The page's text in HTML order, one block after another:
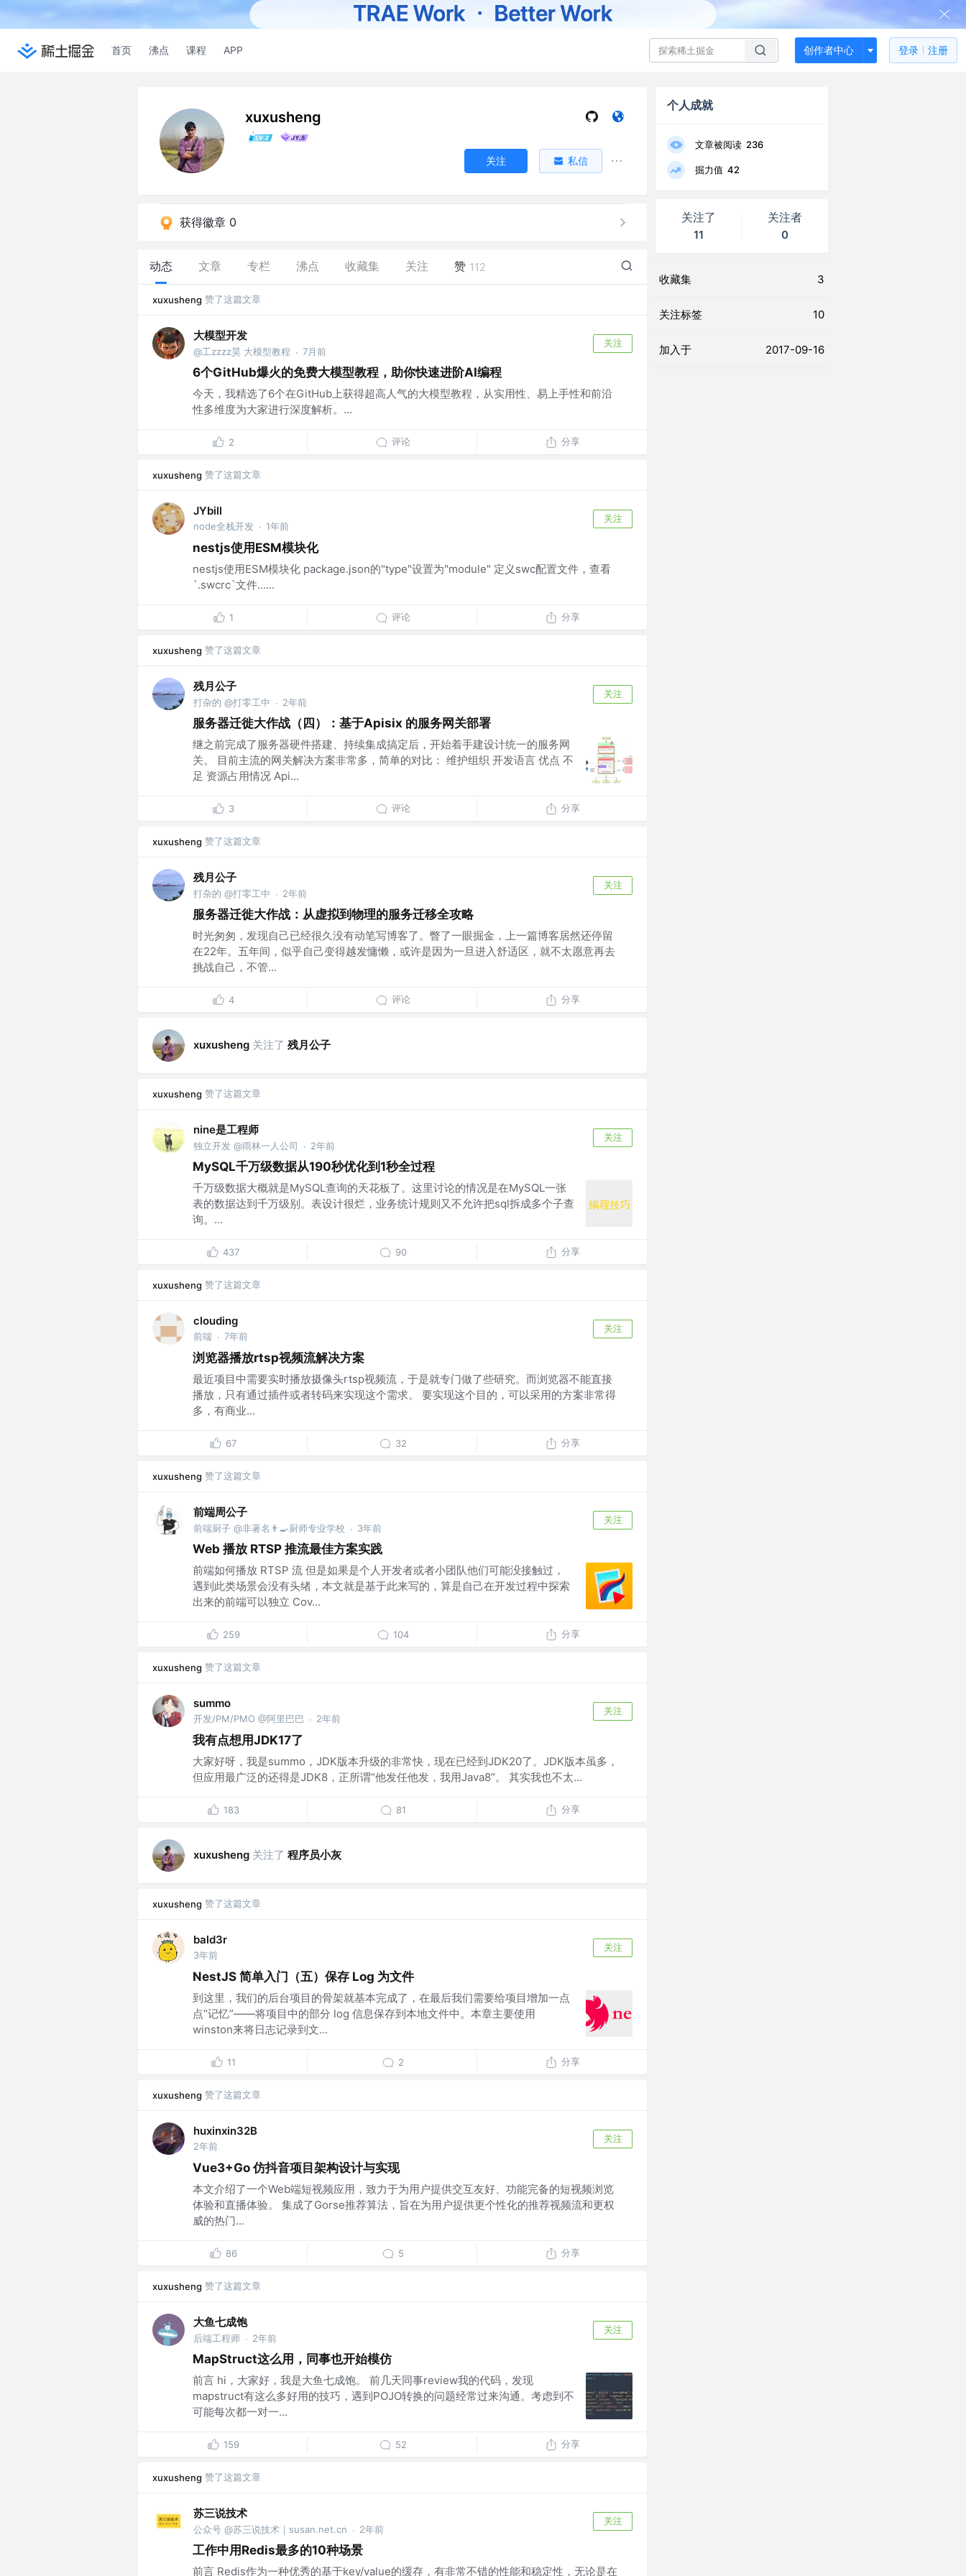
首页 沸点 课程 APP 创作者中心 登录 注册
xuxusheng
关注 私信
获得徽章 0
动态 文章 专栏 沸点 收藏集 关注 赞 112
xuxusheng 赞了这篇文章
大模型开发
@工zzzz昊 大模型教程 · 7月前
关注
6个GitHub爆火的免费大模型教程，助你快速进阶AI编程
今天，我精选了6个在GitHub上获得超高人气的大模型教程，从实用性、易上手性和前沿
性多维度为大家进行深度解析。...
2 评论 分享
xuxusheng 赞了这篇文章
JYbill
node全栈开发 · 1年前
关注
nestjs使用ESM模块化
nestjs使用ESM模块化 package.json的"type"设置为"module" 定义swc配置文件，查看
`.swcrc`文件......
1 评论 分享
xuxusheng 赞了这篇文章
残月公子
打杂的 @打零工中 · 2年前
关注
服务器迁徙大作战（四）：基于Apisix 的服务网关部署
继之前完成了服务器硬件搭建、持续集成搞定后，开始着手建设计统一的服务网
关。 目前主流的网关解决方案非常多，简单的对比： 维护组织 开发语言 优点 不
足 资源占用情况 Api...
3 评论 分享
xuxusheng 赞了这篇文章
残月公子
打杂的 @打零工中 · 2年前
关注
服务器迁徙大作战：从虚拟到物理的服务迁移全攻略
时光匆匆，发现自己已经很久没有动笔写博客了。瞥了一眼掘金，上一篇博客居然还停留
在22年。五年间，似乎自己变得越发慵懒，或许是因为一旦进入舒适区，就不太愿意再去
挑战自己，不管...
4 评论 分享
xuxusheng 关注了 残月公子
xuxusheng 赞了这篇文章
nine是工程师
独立开发 @雨林一人公司 · 2年前
关注
MySQL千万级数据从190秒优化到1秒全过程
千万级数据大概就是MySQL查询的天花板了。这里讨论的情况是在MySQL一张
表的数据达到千万级别。表设计很烂，业务统计规则又不允许把sql拆成多个子查
询。...
437 90 分享
xuxusheng 赞了这篇文章
clouding
前端 · 7年前
关注
浏览器播放rtsp视频流解决方案
最近项目中需要实时播放摄像头rtsp视频流，于是就专门做了些研究。而浏览器不能直接
播放，只有通过插件或者转码来实现这个需求。 要实现这个目的，可以采用的方案非常得
多，有商业...
67 32 分享
xuxusheng 赞了这篇文章
前端周公子
前端厨子 @非著名👨‍🍳厨师专业学校 · 3年前
关注
Web 播放 RTSP 推流最佳方案实践
前端如何播放 RTSP 流 但是如果是个人开发者或者小团队他们可能没接触过，
遇到此类场景会没有头绪，本文就是基于此来写的，算是自己在开发过程中探索
出来的前端可以独立 Cov...
259 104 分享
xuxusheng 赞了这篇文章
summo
开发/PM/PMO @阿里巴巴 · 2年前
关注
我有点想用JDK17了
大家好呀，我是summo，JDK版本升级的非常快，现在已经到JDK20了。JDK版本虽多，
但应用最广泛的还得是JDK8，正所谓“他发任他发，我用Java8”。 其实我也不太...
183 81 分享
xuxusheng 关注了 程序员小灰
xuxusheng 赞了这篇文章
bald3r
3年前
关注
NestJS 简单入门（五）保存 Log 为文件
到这里，我们的后台项目的骨架就基本完成了，在最后我们需要给项目增加一点
点“记忆”——将项目中的部分 log 信息保存到本地文件中。本章主要使用
winston来将日志记录到文...
11 2 分享
xuxusheng 赞了这篇文章
huxinxin32B
2年前
关注
Vue3+Go 仿抖音项目架构设计与实现
本文介绍了一个Web端短视频应用，致力于为用户提供交互友好、功能完备的短视频浏览
体验和直播体验。 集成了Gorse推荐算法，旨在为用户提供更个性化的推荐视频流和更权
威的热门...
86 5 分享
xuxusheng 赞了这篇文章
大鱼七成饱
后端工程师 · 2年前
关注
MapStruct这么用，同事也开始模仿
前言 hi，大家好，我是大鱼七成饱。 前几天同事review我的代码，发现
mapstruct有这么多好用的技巧，遇到POJO转换的问题经常过来沟通。考虑到不
可能每次都一对一...
159 52 分享
xuxusheng 赞了这篇文章
苏三说技术
公众号 @苏三说技术｜susan.net.cn · 2年前
关注
工作中用Redis最多的10种场景
前言 Redis作为一种优秀的基于key/value的缓存，有非常不错的性能和稳定性，无论是在
个人成就
文章被阅读 236
掘力值 42
关注了
11
关注者
0
收藏集 3
关注标签 10
加入于 2017-09-16